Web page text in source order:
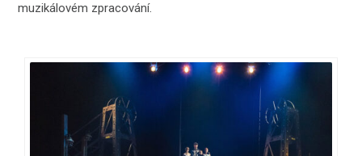
muzikálovém zpracování.